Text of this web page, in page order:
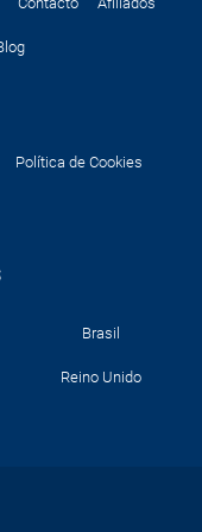
Política de Cookies
Brasil
Reino Unido